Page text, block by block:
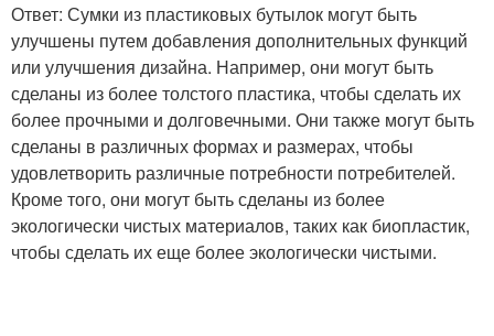
Ответ: Сумки из пластиковых бутылок могут быть
улучшены путем добавления дополнительных функций
или улучшения дизайна. Например, они могут быть
сделаны из более толстого пластика, чтобы сделать их
более прочными и долговечными. Они также могут быть
сделаны в различных формах и размерах, чтобы
удовлетворить различные потребности потребителей.
Кроме того, они могут быть сделаны из более
экологически чистых материалов, таких как биопластик,
чтобы сделать их еще более экологически чистыми.